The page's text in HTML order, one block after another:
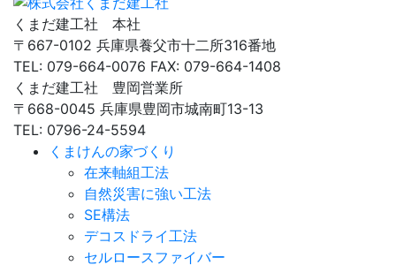
くまだ建工社 本社
〒667-0102 兵庫県養父市十二所316番地
TEL: 079-664-0076 FAX: 079-664-1408
くまだ建工社 豊岡営業所
〒668-0045 兵庫県豊岡市城南町13-13
TEL: 0796-24-5594
くまけんの家づくり
在来軸組工法
自然災害に強い工法
SE構法
デコスドライ工法
セルロースファイバー